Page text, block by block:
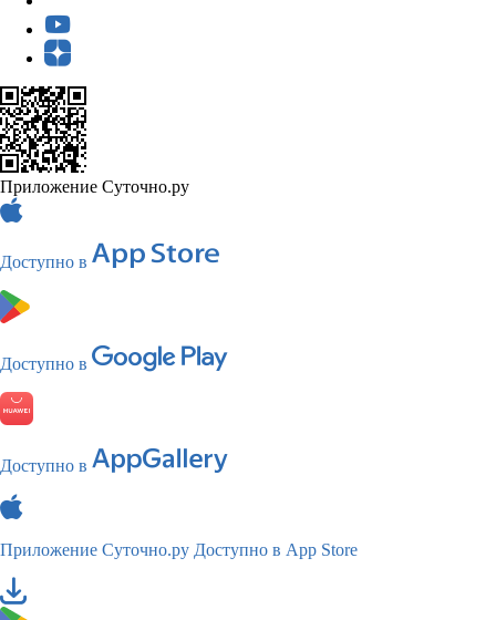
Приложение Суточно.ру
Доступно в
Доступно в
Доступно в
Приложение Суточно.ру Доступно в App Store